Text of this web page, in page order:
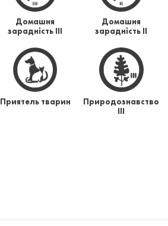
Домашня
зарадність ІІІ
Домашня
зарадність ІІ
Приятель тварин
Природознавство
ІІІ